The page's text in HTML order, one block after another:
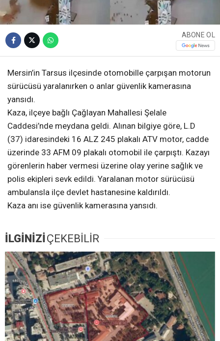
ABONE OL
Mersin’in Tarsus ilçesinde otomobille çarpışan motorun
sürücüsü yaralanırken o anlar güvenlik kamerasına
yansıdı.
Kaza, ilçeye bağlı Çağlayan Mahallesi Şelale
Caddesi’nde meydana geldi. Alınan bilgiye göre, L.D
(37) idaresindeki 16 ALZ 245 plakalı ATV motor, cadde
üzerinde 33 AFM 09 plakalı otomobil ile çarpıştı. Kazayı
görenlerin haber vermesi üzerine olay yerine sağlık ve
polis ekipleri sevk edildi. Yaralanan motor sürücüsü
ambulansla ilçe devlet hastanesine kaldırıldı.
Kaza anı ise güvenlik kamerasına yansıdı.
İLGİNİZİÇEKEBİLİR